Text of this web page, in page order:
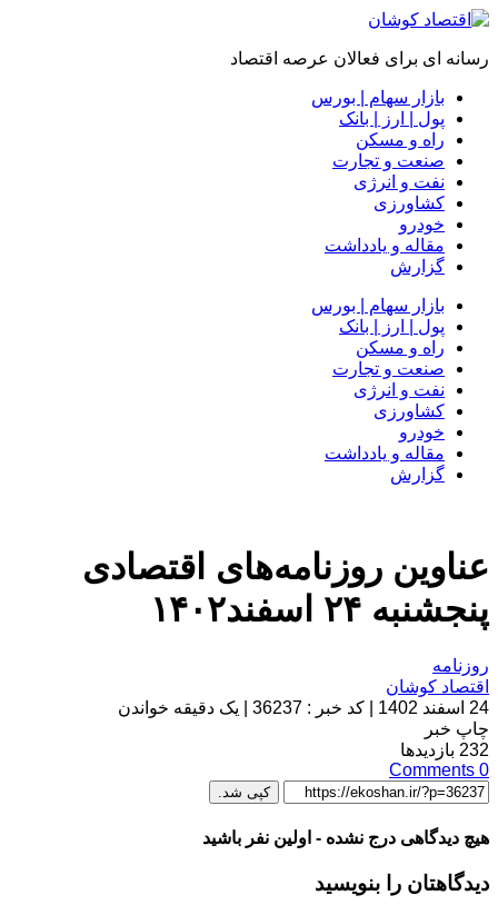
رسانه ای برای فعالان عرصه اقتصاد
بازار سهام | بورس
پول | ارز | بانک
راه و مسکن
صنعت و تجارت
نفت و انرژی
کشاورزی
خودرو
مقاله و یادداشت
گزارش
بازار سهام | بورس
پول | ارز | بانک
راه و مسکن
صنعت و تجارت
نفت و انرژی
کشاورزی
خودرو
مقاله و یادداشت
گزارش
عناوین روزنامه‌های اقتصادی‌
پنجشنبه ۲۴ اسفند۱۴۰۲
روزنامه
اقتصاد کوشان
24 اسفند 1402
کد خبر : 36237
یک دقیقه خواندن
چاپ خبر
232 بازدیدها
0
Comments
کپی شد.
هیچ دیدگاهی درج نشده - اولین نفر باشید
دیدگاهتان را بنویسید